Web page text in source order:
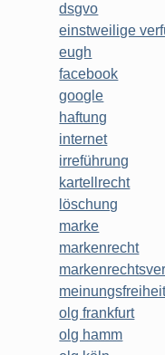
dsgvo
einstweilige
eugh
facebook
google
haftung
internet
irreführung
kartellrecht
löschung
marke
markenrecht
olg frankfurt
olg hamm